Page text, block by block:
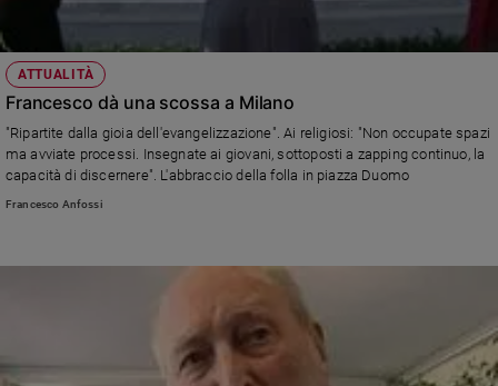
ATTUALITÀ
Francesco dà una scossa a Milano
"Ripartite dalla gioia dell'evangelizzazione". Ai religiosi: "Non occupate spazi
ma avviate processi. Insegnate ai giovani, sottoposti a zapping continuo, la
capacità di discernere". L'abbraccio della folla in piazza Duomo
Francesco Anfossi